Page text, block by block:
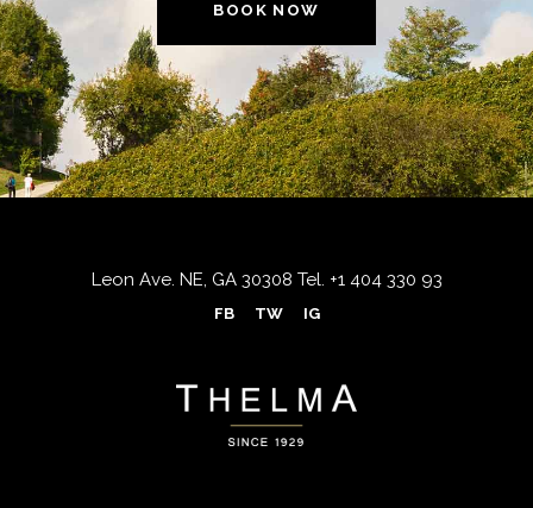
BOOK NOW
Leon Ave. NE, GA 30308 Tel. +1 404 330 93
FB TW IG